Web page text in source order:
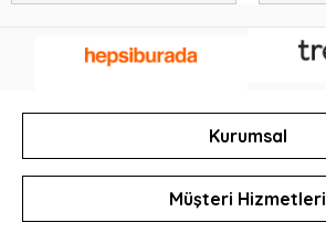
Kurumsal
Müşteri Hizmetleri